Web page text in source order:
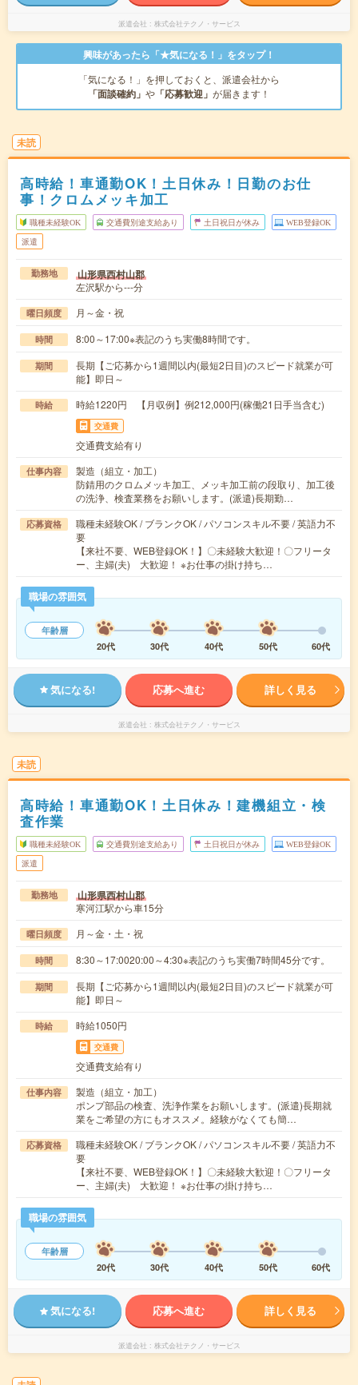
派遣会社 株式会社テクノ・サービス
興味があったら「★気になる！」をタップ！
「気になる！」を押しておくと、派遣会社から
「面談確約」 や 「応募歓迎」 が届きます！
未読
高時給！車通勤OK！土日休み！日勤のお仕
事！クロムメッキ加工
職種未経験OK 交通費別途支給あり 土日祝日が休み WEB登録OK
派遣
勤務地 山形県西村山郡
左沢駅から---分
曜日頻度 月～金・祝
時間 8:00～17:00※表記のうち実働8時間です。
期間
長期【ご応募から1週間以内(最短2日目)のスピード就業が可
能】即日～
時給 時給1220円 【月収例】例212,000円(稼働21日手当含む)
交通費
交通費支給有り
仕事内容
製造（組立・加工）
防錆用のクロムメッキ加工、メッキ加工前の段取り、加工後
の洗浄、検査業務をお願いします。(派遣)長期勤…
応募資格
職種未経験OK / ブランクOK / パソコンスキル不要 / 英語力不
要
【来社不要、WEB登録OK！】〇未経験大歓迎！〇フリータ
ー、主婦(夫) 大歓迎！ ※お仕事の掛け持ち…
職場の雰囲気
年齢層
20代
30代 40代 50代 60代
気になる! 応募へ進む 詳しく見る
派遣会社 株式会社テクノ・サービス
未読
高時給！車通勤OK！土日休み！建機組立・検
査作業
職種未経験OK 交通費別途支給あり 土日祝日が休み WEB登録OK
派遣
勤務地 山形県西村山郡
寒河江駅から車15分
曜日頻度 月～金・土・祝
時間 8:30～17:0020:00～4:30※表記のうち実働7時間45分です。
期間
長期【ご応募から1週間以内(最短2日目)のスピード就業が可
能】即日～
時給 時給1050円
交通費
交通費支給有り
仕事内容
製造（組立・加工）
ポンプ部品の検査、洗浄作業をお願いします。(派遣)長期就
業をご希望の方にもオススメ。経験がなくても簡…
応募資格
職種未経験OK / ブランクOK / パソコンスキル不要 / 英語力不
要
【来社不要、WEB登録OK！】〇未経験大歓迎！〇フリータ
ー、主婦(夫) 大歓迎！ ※お仕事の掛け持ち…
職場の雰囲気
年齢層
20代
30代 40代 50代 60代
気になる! 応募へ進む 詳しく見る
派遣会社 株式会社テクノ・サービス